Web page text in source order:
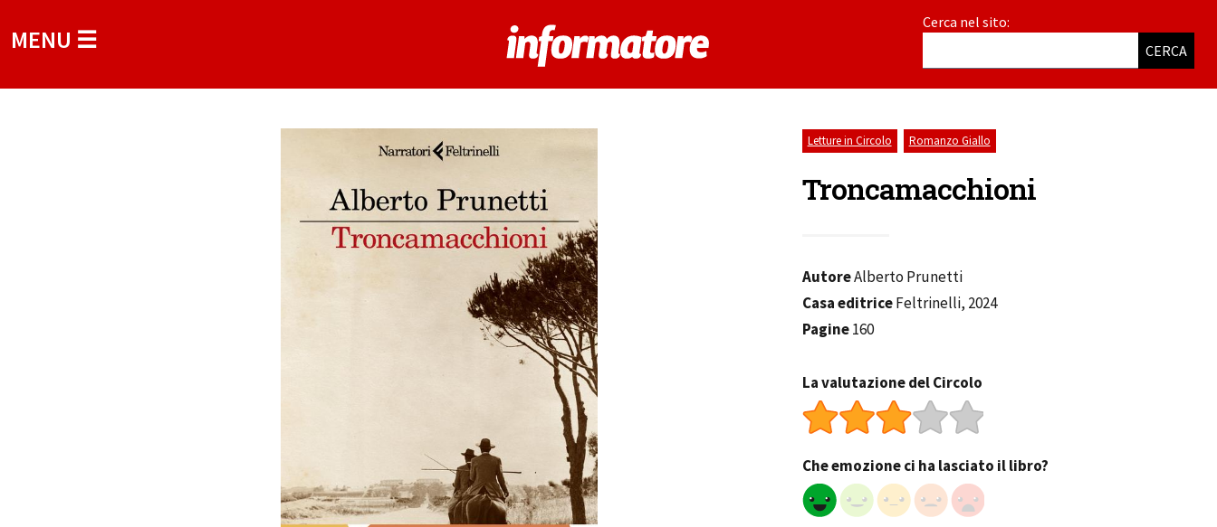
MENU ☰
Cerca nel sito:
CERCA
Letture in Circolo Romanzo Giallo
Troncamacchioni
AutoreAlberto Prunetti
Casa editriceFeltrinelli, 2024
Pagine160
La valutazione del Circolo
Che emozione ci ha lasciato il libro?